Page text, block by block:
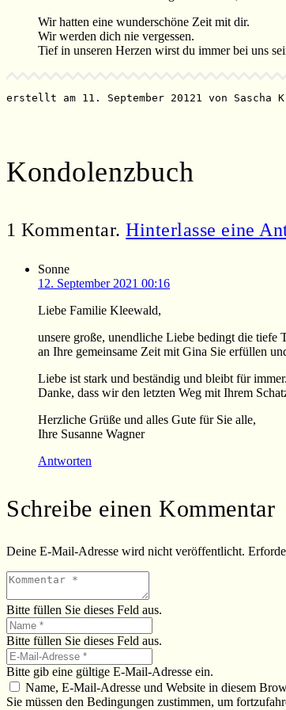
Wir hatten eine wunderschöne Zeit mit dir.
Wir werden dich nie vergessen.
Tief in unseren Herzen wirst du immer bei uns
erstellt am 11. September 20121 von Sascha
Kondolenzbuch
1 Kommentar. Hinterlasse eine
Sonne
12. September 2021 00:16
Liebe Familie Kleewald,
unsere große, unendliche Liebe bedingt die tiefe
an Ihre gemeinsame Zeit mit Gina Sie erfüllen
Liebe ist stark und beständig und bleibt für
Danke, dass wir den letzten Weg mit Ihrem
Herzliche Grüße und alles Gute für Sie alle,
Ihre Susanne Wagner
Antworten
Schreibe einen Kommentar
Deine E-Mail-Adresse wird nicht veröffentlicht.
Bitte füllen Sie dieses Feld aus.
Bitte füllen Sie dieses Feld aus.
Bitte gib eine gültige E-Mail-Adresse ein.
Name, E-Mail-Adresse und Website in diesem
Sie müssen den Bedingungen zustimmen, um